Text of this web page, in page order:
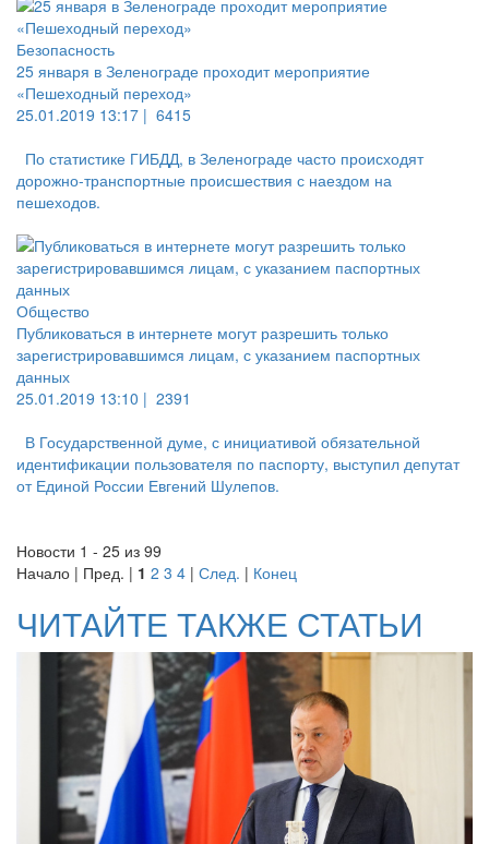
Безопасность
25 января в Зеленограде проходит мероприятие
«Пешеходный переход»
25.01.2019 13:17 | 6415
По статистике ГИБДД, в Зеленограде часто происходят
дорожно-транспортные происшествия с наездом на
пешеходов.
Общество
Публиковаться в интернете могут разрешить только
зарегистрировавшимся лицам, с указанием паспортных
данных
25.01.2019 13:10 | 2391
В Государственной думе, с инициативой обязательной
идентификации пользователя по паспорту, выступил депутат
от Единой России Евгений Шулепов.
Новости 1 - 25 из 99
Начало | Пред. | 1 2 3 4 | След. | Конец
ЧИТАЙТЕ ТАКЖЕ СТАТЬИ